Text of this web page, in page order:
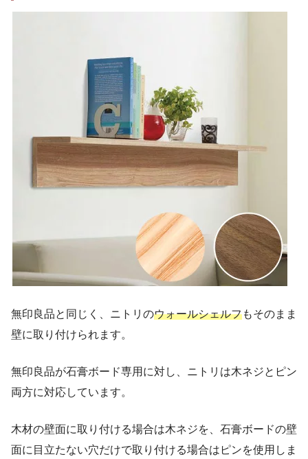
無印良品と同じく、ニトリのウォールシェルフもそのまま
壁に取り付けられます。
無印良品が石膏ボード専用に対し、ニトリは木ネジとピン
両方に対応しています。
木材の壁面に取り付ける場合は木ネジを、石膏ボードの壁
面に目立たない穴だけで取り付ける場合はピンを使用しま